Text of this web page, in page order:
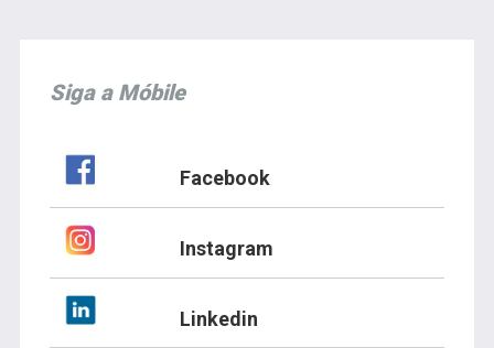
Siga a Móbile
Facebook
Instagram
Linkedin